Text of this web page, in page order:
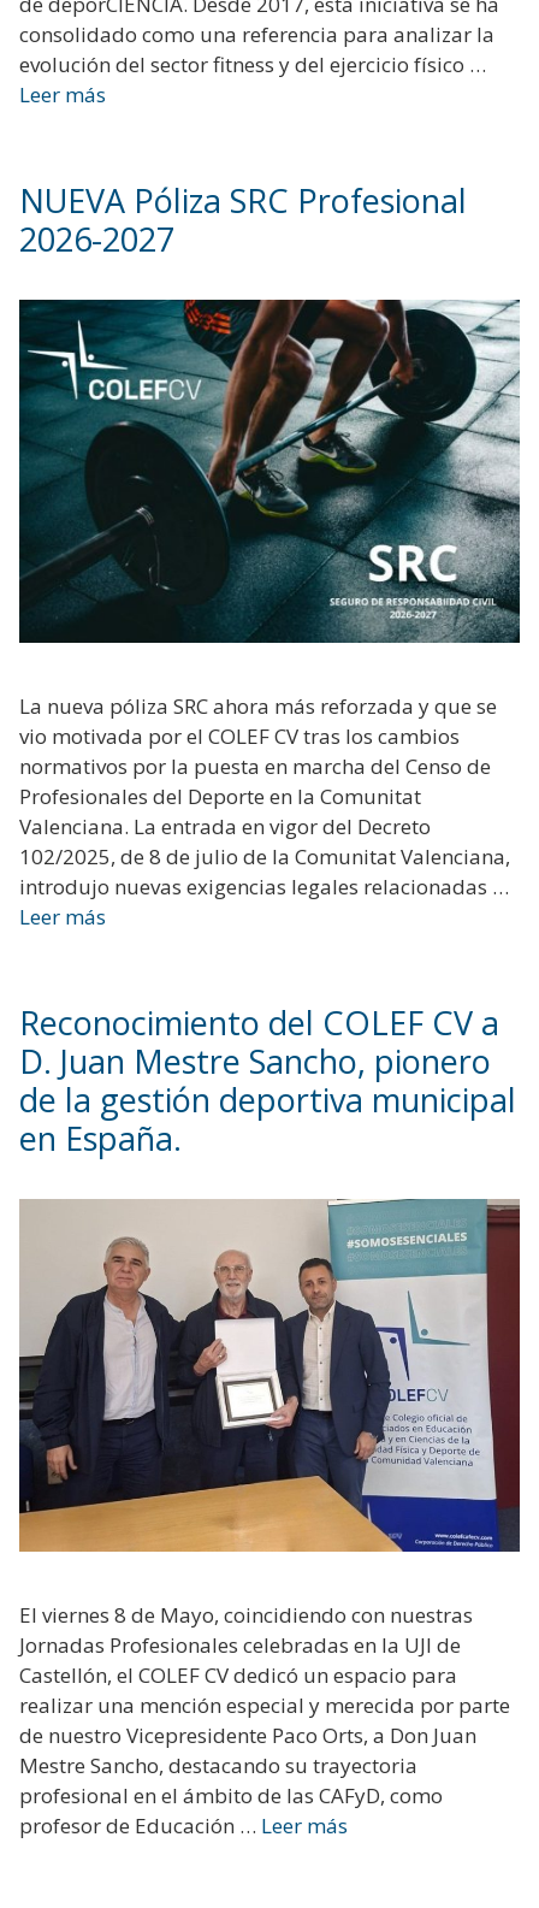
consolidado como una referencia para analizar la
evolución del sector fitness y del ejercicio físico …
Leer más
NUEVA Póliza SRC Profesional
2026-2027
La nueva póliza SRC ahora más reforzada y que se
vio motivada por el COLEF CV tras los cambios
normativos por la puesta en marcha del Censo de
Profesionales del Deporte en la Comunitat
Valenciana. La entrada en vigor del Decreto
102/2025, de 8 de julio de la Comunitat Valenciana,
introdujo nuevas exigencias legales relacionadas …
Leer más
Reconocimiento del COLEF CV a
D. Juan Mestre Sancho, pionero
de la gestión deportiva municipal
en España.
El viernes 8 de Mayo, coincidiendo con nuestras
Jornadas Profesionales celebradas en la UJI de
Castellón, el COLEF CV dedicó un espacio para
realizar una mención especial y merecida por parte
de nuestro Vicepresidente Paco Orts, a Don Juan
Mestre Sancho, destacando su trayectoria
profesional en el ámbito de las CAFyD, como
profesor de Educación … Leer más